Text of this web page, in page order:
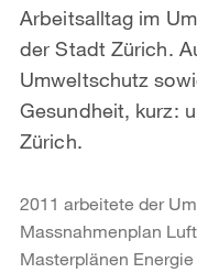
Arbeitsalltag im
der Stadt Zürich.
Umweltschutz
Gesundheit, kurz:
Zürich.
2011 arbeitete der
Massnahmenplan
Masterplänen